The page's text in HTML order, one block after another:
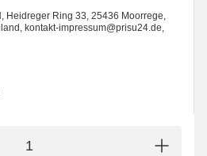
Heidreger Ring 33, 25436 Moorrege,
kontakt-impressum@prisu24.de,